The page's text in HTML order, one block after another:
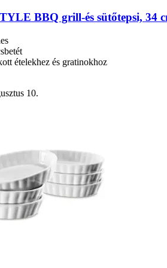
BBQ grill-​és sütőtepsi, 34
ételekhez és gratinokhoz
10.